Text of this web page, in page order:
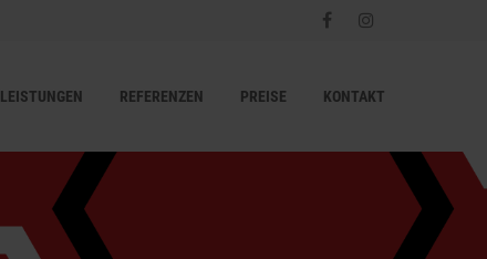
LEISTUNGEN REFERENZEN PREISE KONTAKT